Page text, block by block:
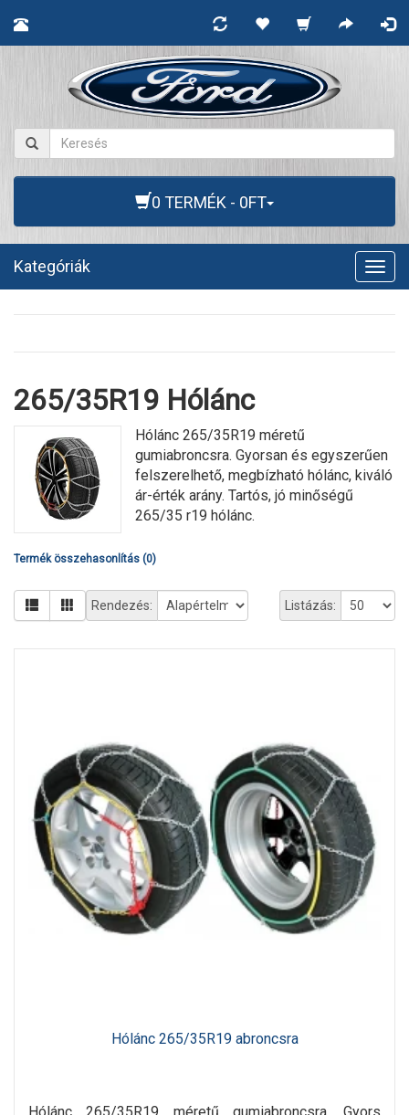
0 TERMÉK - 0FT
Kategóriák
265/35R19 Hólánc
Hólánc 265/35R19 méretű
gumiabroncsra. Gyorsan és egyszerűen
felszerelhető, megbízható hólánc, kiváló
ár-érték arány. Tartós, jó minőségű
265/35 r19 hólánc.
Termék összehasonlítás (0)
Listázás:
Rendezés:
Hólánc 265/35R19 abroncsra